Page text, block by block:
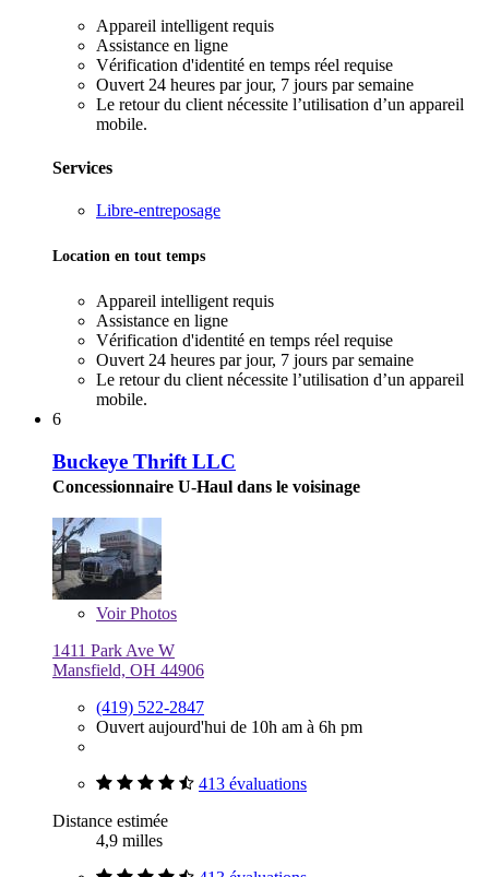
Appareil intelligent requis
Assistance en ligne
Vérification d'identité en temps réel requise
Ouvert 24 heures par jour, 7 jours par semaine
Le retour du client nécessite l’utilisation d’un appareil
mobile.
Services
Libre-entreposage
Location en tout temps
Appareil intelligent requis
Assistance en ligne
Vérification d'identité en temps réel requise
Ouvert 24 heures par jour, 7 jours par semaine
Le retour du client nécessite l’utilisation d’un appareil
mobile.
6
Buckeye Thrift LLC
Concessionnaire U-Haul dans le voisinage
VoirPhotos
1411 Park Ave W
Mansfield, OH 44906
(419) 522-2847
Ouvert aujourd'hui de 10h am à 6h pm
413 évaluations
Distance estimée
4,9 milles